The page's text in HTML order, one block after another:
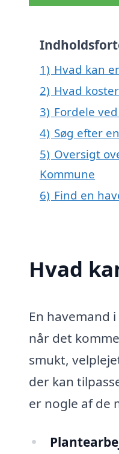
1) Hvad kan
2) Hvad
3) Fordele
4) Søg efter
5) Oversigt
Kommune
6) Find en
Hvad
En havemand
når det
smukt,
der kan
er nogle af de